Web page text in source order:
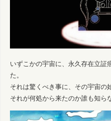
いずこかの宇宙に、永久存在立証
た。
それは驚くべき事に、その宇宙の
それが何処から来たのか誰も知ら